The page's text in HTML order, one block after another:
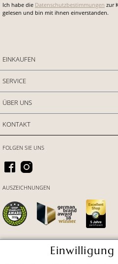
Ich habe die Datenschutzbestimmungen zur
gelesen und bin mit ihnen einverstanden.
EINKAUFEN
SERVICE
ÜBER UNS
KONTAKT
FOLGEN SIE UNS
AUSZEICHNUNGEN